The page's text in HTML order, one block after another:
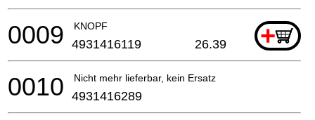
KNOPF +
0009 4931416119 26.39
Nicht mehr lieferbar, kein Ersatz
0010 4931416289